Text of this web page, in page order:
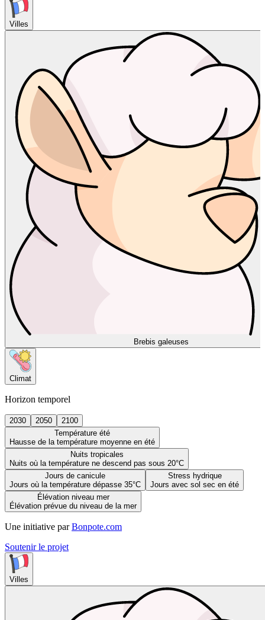
Villes
Brebis galeuses
Climat
Horizon temporel
2030 2050
2100
Température été
Hausse de la température moyenne en été
Nuits tropicales
Nuits où la température ne descend pas sous 20°C
Jours de canicule
Jours où la température dépasse 35°C
Stress hydrique
Jours avec sol sec en été
Élévation niveau mer
Élévation prévue du niveau de la mer
Une initiative par Bonpote.com
Soutenir le projet
Villes